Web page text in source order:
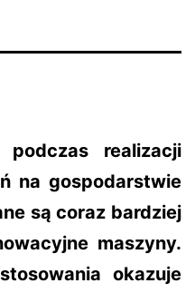
realizacji
na gospodarstwie
są coraz bardziej
maszyny.
okazuje